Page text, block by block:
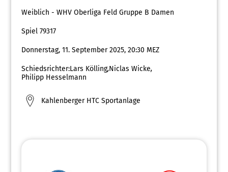
Weiblich - WHV Oberliga Feld Gruppe B Damen
Spiel 79317
Donnerstag, 11. September 2025, 20:30 MEZ
Schiedsrichter:Lars Kölling,Niclas Wicke,
Philipp Hesselmann
Kahlenberger HTC Sportanlage